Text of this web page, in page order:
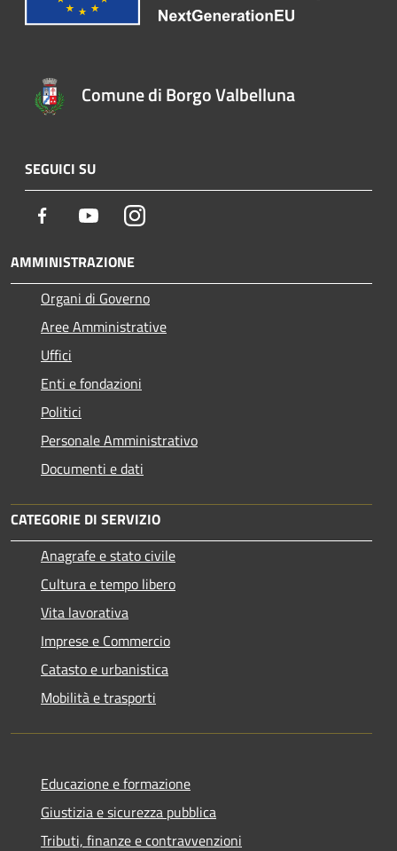
Comune di Borgo Valbelluna
SEGUICI SU
Facebook YoutubeInstagram
AMMINISTRAZIONE
Organi di Governo
Aree Amministrative
Uffici
Enti e fondazioni
Politici
Personale Amministrativo
Documenti e dati
CATEGORIE DI SERVIZIO
Anagrafe e stato civile
Cultura e tempo libero
Vita lavorativa
Imprese e Commercio
Catasto e urbanistica
Mobilità e trasporti
Educazione e formazione
Giustizia e sicurezza pubblica
Tributi, finanze e contravvenzioni